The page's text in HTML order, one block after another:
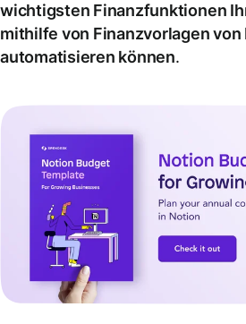
wichtigsten Finanzfunktionen
mithilfe von Finanzvorlagen von
automatisieren können.